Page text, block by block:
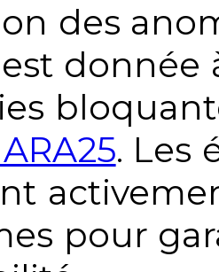
des
donnée
. Les
pour